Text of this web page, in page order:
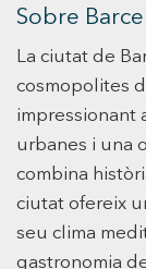
rendibilitat
al barri, es
només 7
Macià i a 5
metro
distribuïts
disposa de
Menor
Sobre
La ciutat de
cosmopolites
impressionant
urbanes i una
combina
ciutat ofereix
seu clima
gastronomia